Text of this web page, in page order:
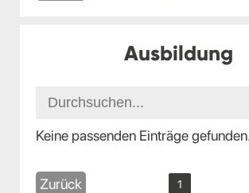
Ausbildung
Keine passenden Einträge gefunden.
Zurück 1